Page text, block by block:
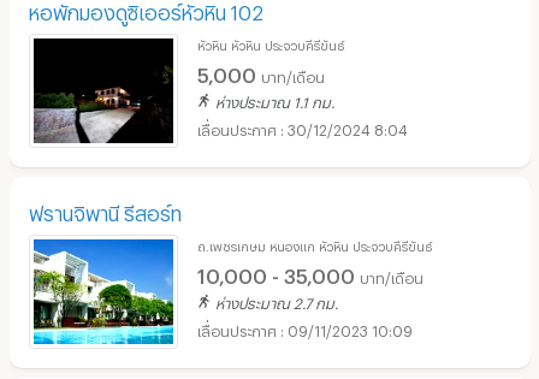
หอพักมองดูซิเออร์หัวหิน 102
หัวหิน หัวหิน ประจวบคีรีขันธ์
5,000 บาท/เดือน
ห่างประมาณ 1.1 กม.
30/12/2024 8:04
ฟรานจิพานี รีสอร์ท
ถ.เพชรเกษม หนองแก หัวหิน ประจวบคีรีขันธ์
10,000 - 35,000 บาท/เดือน
ห่างประมาณ 2.7 กม.
09/11/2023 10:09